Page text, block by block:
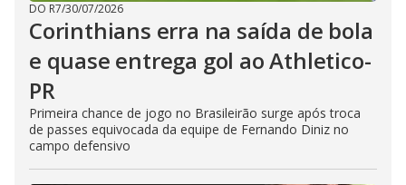
DO R7/30/07/2026
Corinthians erra na saída de bola
e quase entrega gol ao Athletico-
PR
Primeira chance de jogo no Brasileirão surge após troca
de passes equivocada da equipe de Fernando Diniz no
campo defensivo